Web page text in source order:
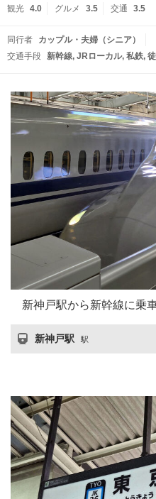
観光 4.0 グルメ 3.5 交通 3.5
同行者
カップル・夫婦（シニア）
交通手段 新幹線 JRローカル 私鉄
新神戸駅から新幹線に乗
新神戸駅 駅